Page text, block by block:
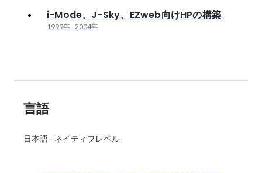
i-Mode、J-Sky、EZweb向けHPの構築
1999年-2004年
言語
日本語 - ネイティブレベル